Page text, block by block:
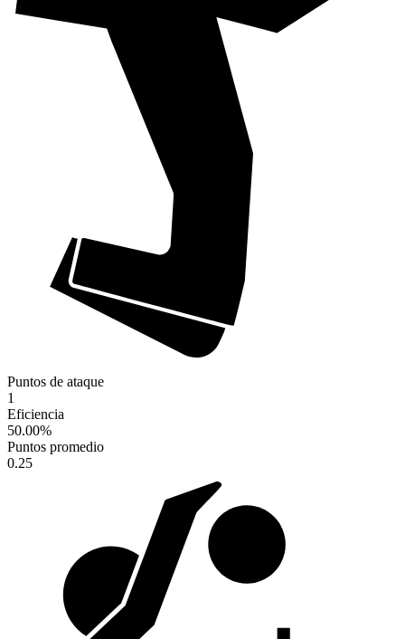
Puntos de ataque
1
Eficiencia
50.00%
Puntos promedio
0.25